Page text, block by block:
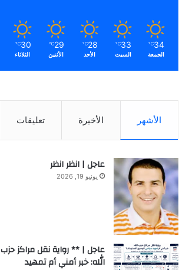
34
℃
الجمعة
33
℃
السبت
28
℃
الأحد
29
℃
الأثنين
30
℃
الثلاثاء
الأشهر الأخيرة تعليقات
عاجل | انظر انظر
يونيو 19, 2026
عاجل | ** رواية نقل مراكز حزب
الله: خبر أمني أم تمهيد